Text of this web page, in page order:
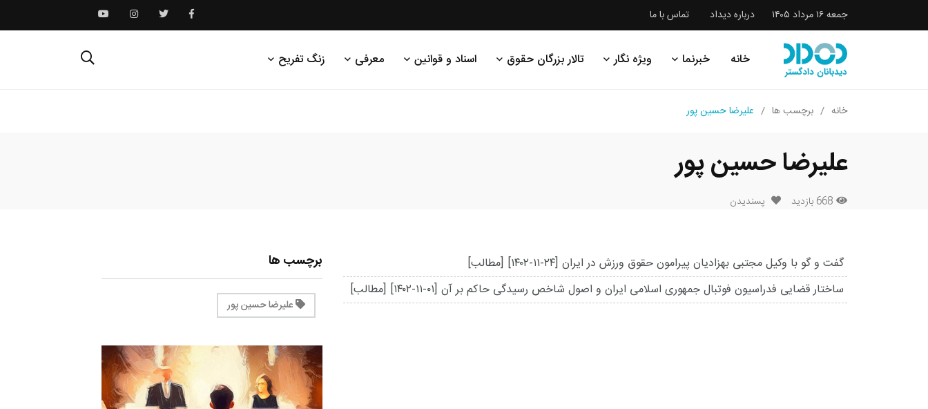
جمعه ۱۶ مرداد ۱۴۰۵ درباره دیداد تماس با ما
خانه خبرنما ویژه نگار تالار بزرگان حقوق اسناد و قوانین معرفی زنگ تفریح
خانه برچسب ها علیرضا حسین پور
علیرضا حسین پور
668 بازدید پسندیدن
گفت و گو با وکیل مجتبی بهزادیان پیرامون حقوق ورزش در ایران [۱۴۰۲-۱۱-۲۴] [مطالب]
ساختار قضایی فدراسیون فوتبال جمهوری اسلامی ایران و اصول شاخص رسیدگی حاکم بر آن [۱۴۰۲-۱۱-۰۱] [مطالب]
برچسب ها
علیرضا حسین پور